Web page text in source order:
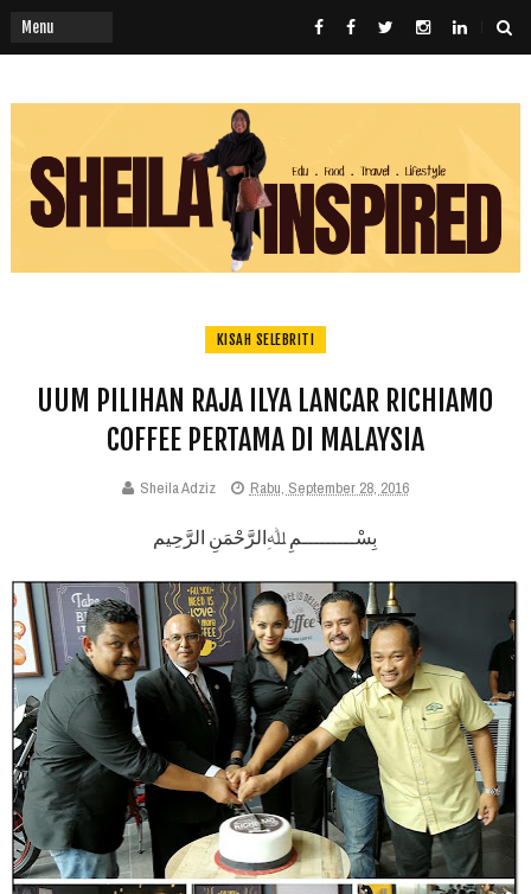
KISAH SELEBRITI
UUM PILIHAN RAJA ILYA LANCAR RICHIAMO
COFFEE PERTAMA DI MALAYSIA
Sheila Adziz Rabu, September 28, 2016
بِسْـــــــــمِ ﷲِالرَّحْمَنِ الرَّحِيم